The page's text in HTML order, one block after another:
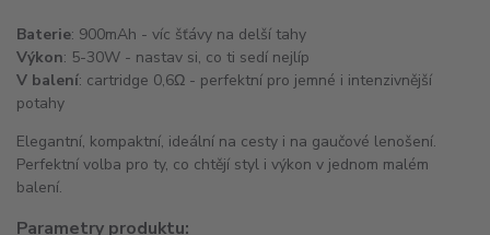
Baterie: 900mAh - víc šťávy na delší tahy
Výkon: 5-30W - nastav si, co ti sedí nejlíp
V balení: cartridge 0,6Ω - perfektní pro jemné i intenzivnější
potahy
Elegantní, kompaktní, ideální na cesty i na gaučové lenošení.
Perfektní volba pro ty, co chtějí styl i výkon v jednom malém
balení.
Parametry produktu: